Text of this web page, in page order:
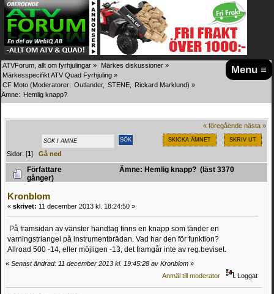
Menu ≡
ATVForum, allt om fyrhjulingar » Märkes diskussioner »
Märkesspecifikt ATV Quad Fyrhjuling »
CF Moto (Moderatorer: Outlander, STENE Rickard Marklund) »
Ämne: Hemlig knapp?
« föregående nästa »
SKICKA ÄMNET SKRIV UT
Sidor: [1]Gå ned
Författare
Ämne: Hemlig knapp? (läst 3370
gånger)
Kronblom
« skrivet: 11 december 2013 kl. 18:24:50 »
På framsidan av vänster handtag finns en knapp som tänder en
varningstriangel på instrumentbrädan. Vad har den för funktion?
Allroad 500 -14, eller möjligen -13, det framgår inte av reg.beviset.
« Senast ändrad: 11 december 2013 kl. 19:45:28 av Kronblom »
Anmäl till moderator
Loggat